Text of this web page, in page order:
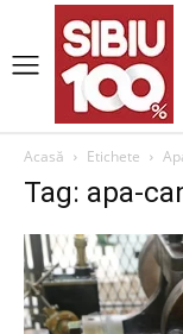
Acasă Etichete
Tag: apa-